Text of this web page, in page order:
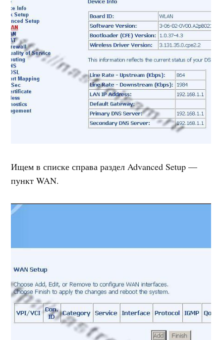
Ищем в списке справа раздел Advanced Setup —
пункт WAN.